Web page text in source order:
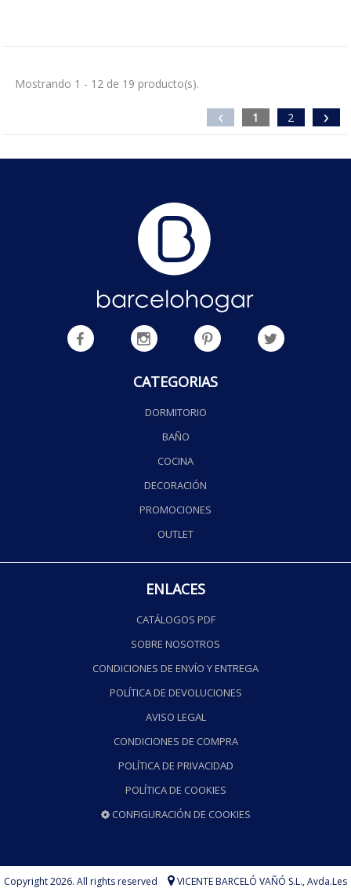
Mostrando 1 - 12 de 19 producto(s).
‹ 1 2 ›
CATEGORIAS
DORMITORIO
BAÑO
COCINA
DECORACIÓN
PROMOCIONES
OUTLET
ENLACES
CATÁLOGOS PDF
SOBRE NOSOTROS
CONDICIONES DE ENVÍO Y ENTREGA
POLÍTICA DE DEVOLUCIONES
AVISO LEGAL
CONDICIONES DE COMPRA
POLÍTICA DE PRIVACIDAD
POLÍTICA DE COOKIES
CONFIGURACIÓN DE COOKIES
Copyright 2026. All rights reserved VICENTE BARCELÓ VAÑÓ S.L.,Avda.Les